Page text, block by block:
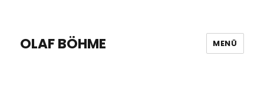
OLAF BÖHME MENÜ